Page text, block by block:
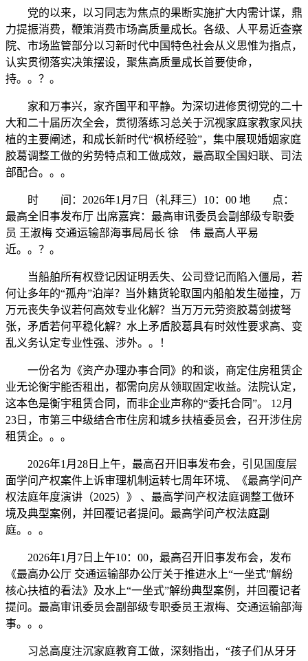
党的以来，以习同志为焦点的果断实施扩大内需计谋，鼎
力提振消费，鞭策消费市场高质量成长。各级、人平易近查察
院、市场监管部分以习新时代中国特色社会从义思惟为指点，
认实贯彻落实决策摆设，聚焦高质量成长首要使命，
持。。？。
家和万事兴，家齐国平和平静。为深切进修贯彻党的二十
大和二十届历次全会，贯彻落练习总关于沉视家庭家教家风扶
植的主要阐述，和成长新时代“枫桥经验”，集中展现婚姻家庭
胶葛调整工做的劣势特点和工做成效，最高取全国妇联、司法
部配合。。。
时 间：2026年1月7日（礼拜三）10：00 地 点：
最高全旧事发布厅 出席嘉宾：最高审讯委员会副部级专职委
员 王淑梅 交通运输部海事局局长 徐 伟 最高人平易
近。。？。
当船舶所有权登记因证明丢失、公司登记而陷入僵局，若
何让多年的“孤舟”泊岸？当外籍货轮取国内船舶发生碰撞，万
万元丧失争议若何高效专业化解？当万万元劳资胶葛剑拔弩
张，矛盾若何平稳化解？水上矛盾胶葛具有时效性要求高、变
乱义务认定专业性强、涉外。。！
一份名为《资产办理办事合同》的和谈，商定住房租赁企
业无论衡宇能否租出，都需向房从领取固定收益。法院认定，
这本色是衡宇租赁合同，而非企业声称的“委托合同”。 12月
23日，市第三中级结合市住房和城乡扶植委员会，召开涉住房
租赁企。。。
2026年1月28日上午，最高召开旧事发布会，引见国度层
面学问产权案件上诉审理机制运转七周年环境、《最高学问产
权法庭年度演讲（2025）》 、最高学问产权法庭调整工做环
境及典型案例，并回覆记者提问。最高学问产权法庭副
庭。。。
2026年1月7日上午10：00，最高召开旧事发布会，发布
《最高办公厅 交通运输部办公厅关于推进水上“一坐式”解纷
核心扶植的看法》及水上“一坐式”解纷典型案例，并回覆记者
提问。最高审讯委员会副部级专职委员王淑梅、交通运输部海
事。。。
习总高度注沉家庭教育工做，深刻指出，“孩子们从牙牙